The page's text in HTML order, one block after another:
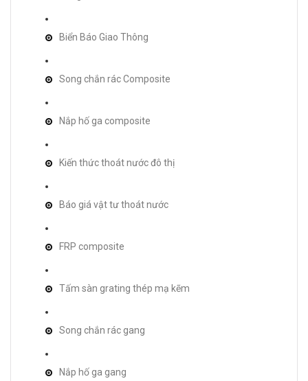
Biển Báo Giao Thông
Song chắn rác Composite
Nắp hố ga composite
Kiến thức thoát nước đô thị
Báo giá vật tư thoát nước
FRP composite
Tấm sàn grating thép mạ kẽm
Song chắn rác gang
Nắp hố ga gang